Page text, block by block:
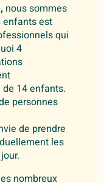
nous sommes
enfants est
qui
4
14 enfants.
personnes
de prendre
les
nombreux